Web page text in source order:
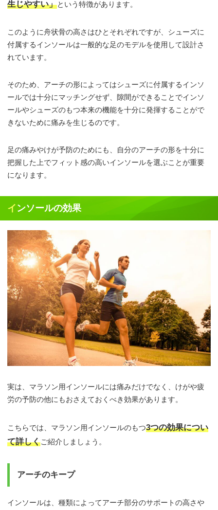
生じやすい」という特徴があります。
このように舟状骨の高さはひとそれぞれですが、シューズに
付属するインソールは一般的な足のモデルを使用して設計さ
れています。
そのため、アーチの形によってはシューズに付属するインソ
ールでは十分にマッチングせず、隙間ができることでインソ
ールやシューズのもつ本来の機能を十分に発揮することがで
きないために痛みを生じるのです。
足の痛みやけが予防のためにも、自分のアーチの形を十分に
把握した上でフィット感の高いインソールを選ぶことが重要
になります。
インソールの効果
実は、マラソン用インソールには痛みだけでなく、けがや疲
労の予防の他にもおさえておくべき効果があります。
こちらでは、マラソン用インソールのもつ3つの効果につい
て詳しくご紹介しましょう。
アーチのキープ
インソールは、種類によってアーチ部分のサポートの高さや